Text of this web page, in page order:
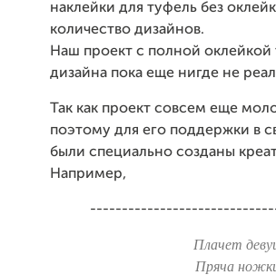
наклейки для туфель без
количество дизайнов.
Наш проект с полной
дизайна пока еще нигде не
Так как проект совсем еще
поэтому для его поддержки в
были специально созданы
Например,
Плачет
Пряча